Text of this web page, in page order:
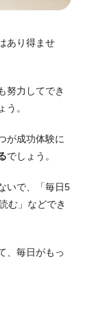
あり得ませ
努力してでき
。
が成功体験に
でしょう。
いで、「毎日5
む」などでき
、毎日がもっ